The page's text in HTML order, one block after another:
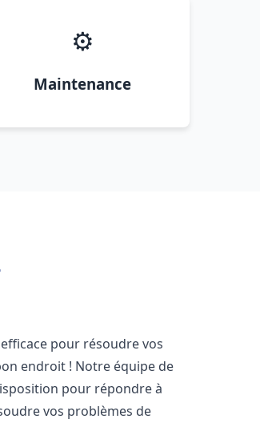
⚙️
Maintenance
pour résoudre vos
endroit ! Notre équipe de
pour répondre à
vos problèmes de